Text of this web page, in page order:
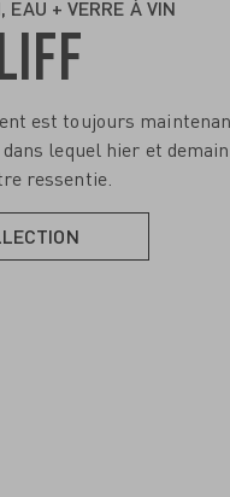
EAU + VERRE À VIN
est toujours
lequel hier et
ressentie.